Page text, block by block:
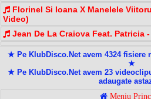
Florinel Si Ioana X Manelele
Video)
Jean De La Craiova Feat. Patricia
★ Pe KlubDisco.Net avem 4324 fisiere
★
★ Pe KlubDisco.Net avem 23
adaugate
Meniu